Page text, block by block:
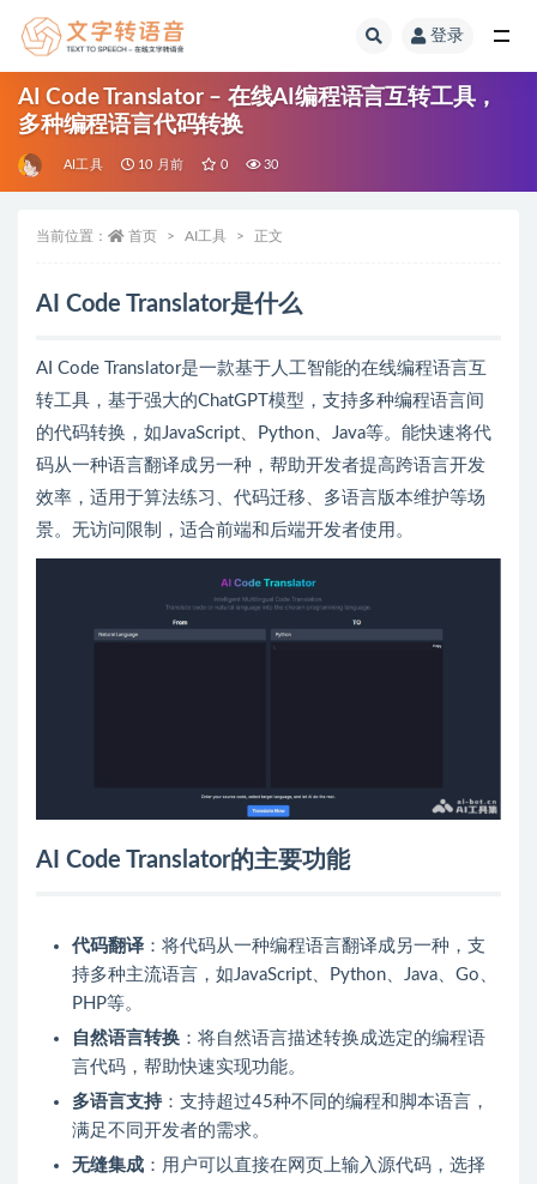
登录
AI Code Translator – 在线AI编程语言互转工具，
多种编程语言代码转换
AI工具 10 月前 0 30
当前位置： 首页 AI工具 正文
AI Code Translator是什么
AI Code Translator是一款基于人工智能的在线编程语言互
转工具，基于强大的ChatGPT模型，支持多种编程语言间
的代码转换，如JavaScript、Python、Java等。能快速将代
码从一种语言翻译成另一种，帮助开发者提高跨语言开发
效率，适用于算法练习、代码迁移、多语言版本维护等场
景。无访问限制，适合前端和后端开发者使用。
AI Code Translator的主要功能
代码翻译 ：将代码从一种编程语言翻译成另一种，支
持多种主流语言，如JavaScript、Python、Java、Go、
PHP等。
自然语言转换 ：将自然语言描述转换成选定的编程语
言代码，帮助快速实现功能。
多语言支持：支持超过45种不同的编程和脚本语言，
满足不同开发者的需求。
无缝集成 ：用户可以直接在网页上输入源代码，选择